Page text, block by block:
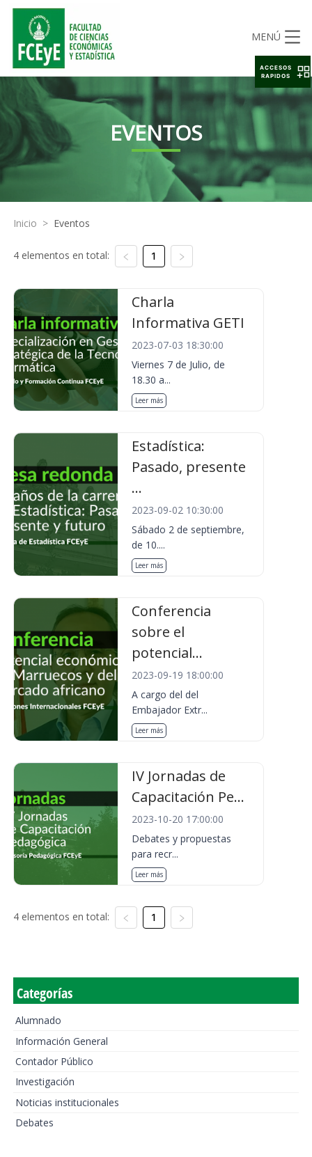
MENÚ
EVENTOS
Inicio > Eventos
4 elementos en total: 1
Charla
Informativa GETI
2023-07-03 18:30:00
Viernes 7 de Julio, de
18.30 a...
Leer más
Estadística:
Pasado, presente
...
2023-09-02 10:30:00
Sábado 2 de septiembre,
de 10....
Leer más
Conferencia
sobre el
potencial...
2023-09-19 18:00:00
A cargo del del
Embajador Extr...
Leer más
IV Jornadas de
Capacitación Pe...
2023-10-20 17:00:00
Debates y propuestas
para recr...
Leer más
4 elementos en total: 1
Categorías
Alumnado
Información General
Contador Público
Investigación
Noticias institucionales
Debates
ACCESOS
RAPIDOS